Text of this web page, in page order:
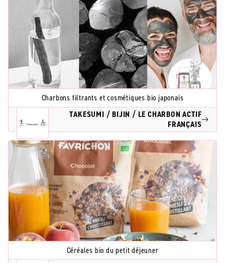
Charbons filtrants et cosmétiques bio japonais
TAKESUMI / BIJIN / LE CHARBON ACTIF
FRANÇAIS
Céréales bio du petit déjeuner